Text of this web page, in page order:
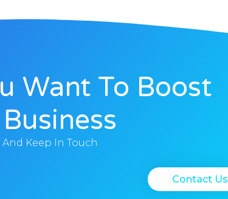
Want To Boost
Keep In Touch
Contact Us